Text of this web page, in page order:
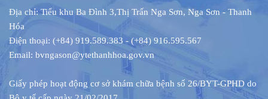
Địa chỉ: Tiểu khu Ba Đình 3,Thị Trấn Nga Sơn, Nga Sơn - Thanh
Hóa
Điện thoại: (+84) 919.589.383 - (+84) 916.595.567
Email: bvngason@ytethanhhoa.gov.vn
Giấy phép hoạt động cơ sở khám chữa bệnh số 26/BYT-GPHD do